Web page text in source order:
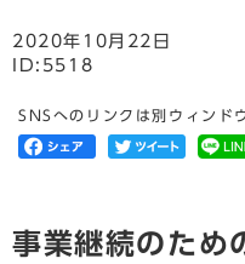
2020年10月22日
ID:5518
SNSへのリンクは別ウィンド
事業継続のため